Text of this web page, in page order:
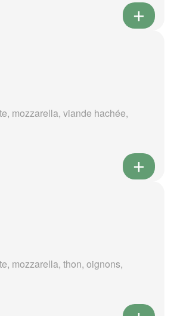
mozzarella, viande hachée,
mozzarella, thon, oignons,